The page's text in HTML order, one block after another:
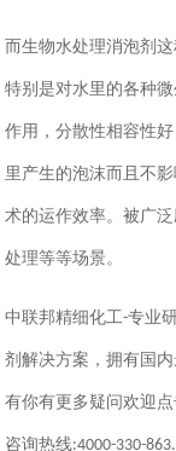
而生物水处理消泡剂
特别是对水里的各种
作用，分散性相容性
里产生的泡沫而且不
术的运作效率。被广
处理等等场景。
中联邦精细化工-专业
剂解决方案，拥有国
有你有更多疑问欢迎
咨询热线:4000-330-863.